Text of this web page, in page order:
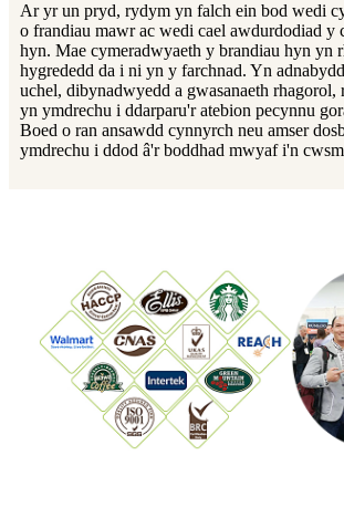
Ar yr un pryd, rydym yn falch ein bod wedi
o frandiau mawr ac wedi cael awdurdodiad y
hyn. Mae cymeradwyaeth y brandiau hyn yn
hygrededd da i ni yn y farchnad. Yn
uchel, dibynadwyedd a gwasanaeth rhagorol,
yn ymdrechu i ddarparu'r atebion pecynnu
Boed o ran ansawdd cynnyrch neu amser
ymdrechu i ddod â'r boddhad mwyaf i'n